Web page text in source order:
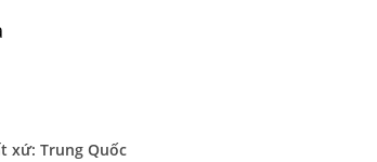
xứ: Trung Quốc